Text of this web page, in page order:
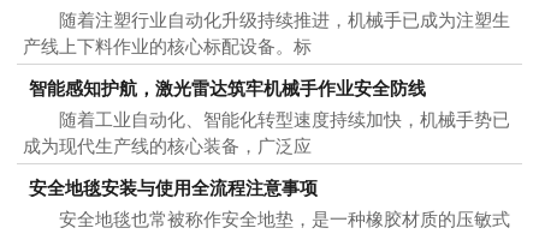
随着注塑行业自动化升级持续推进，机械手已成为注塑生
产线上下料作业的核心标配设备。标
智能感知护航，激光雷达筑牢机械手作业安全防线
随着工业自动化、智能化转型速度持续加快，机械手势已
成为现代生产线的核心装备，广泛应
安全地毯安装与使用全流程注意事项
安全地毯也常被称作安全地垫，是一种橡胶材质的压敏式